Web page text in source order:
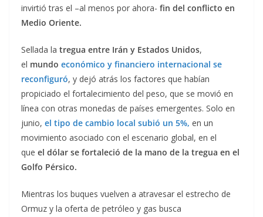
invirtió tras el –al menos por ahora- fin del conflicto en
Medio Oriente.
Sellada la tregua entre Irán y Estados Unidos,
el mundo económico y financiero internacional se
reconfiguró, y dejó atrás los factores que habían
propiciado el fortalecimiento del peso, que se movió en
línea con otras monedas de países emergentes. Solo en
junio, el tipo de cambio local subió un 5%, en un
movimiento asociado con el escenario global, en el
que el dólar se fortaleció de la mano de la tregua en el
Golfo Pérsico.
Mientras los buques vuelven a atravesar el estrecho de
Ormuz y la oferta de petróleo y gas busca